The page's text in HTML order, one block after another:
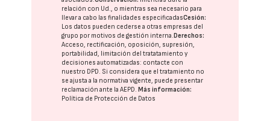
relación con Ud., o mientras sea necesario para
llevar a cabo las finalidades especificadasCesión:
Los datos pueden cederse a otras empresas del
grupo por motivos de gestión interna.Derechos:
Acceso, rectificación, oposición, supresión,
portabilidad, limitación del tratatamiento y
decisiones automatizadas: contacte con
nuestro DPD. Si considera que el tratamiento no
se ajusta a la normativa vigente, puede presentar
reclamación ante laAEPD.Más información:
Política de Protección de Datos